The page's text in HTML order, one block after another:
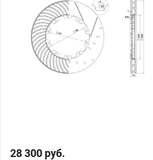
28 300 руб.